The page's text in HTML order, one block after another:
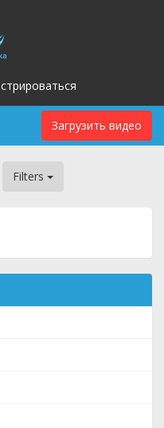
Загрузить видео
Filters